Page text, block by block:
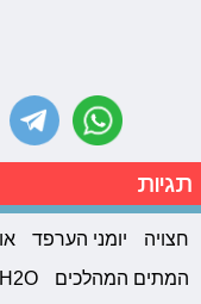
תגיות
חצויה יומני הערפד
המתים המהלכים
H2O